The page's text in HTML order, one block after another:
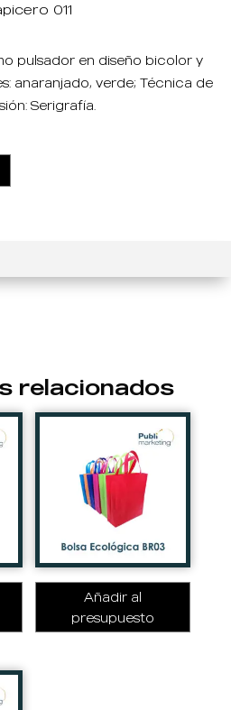
011
pulsador en diseño bicolor y
anaranjado, verde; Técnica de
Serigrafía.
relacionados
Añadir al
presupuesto